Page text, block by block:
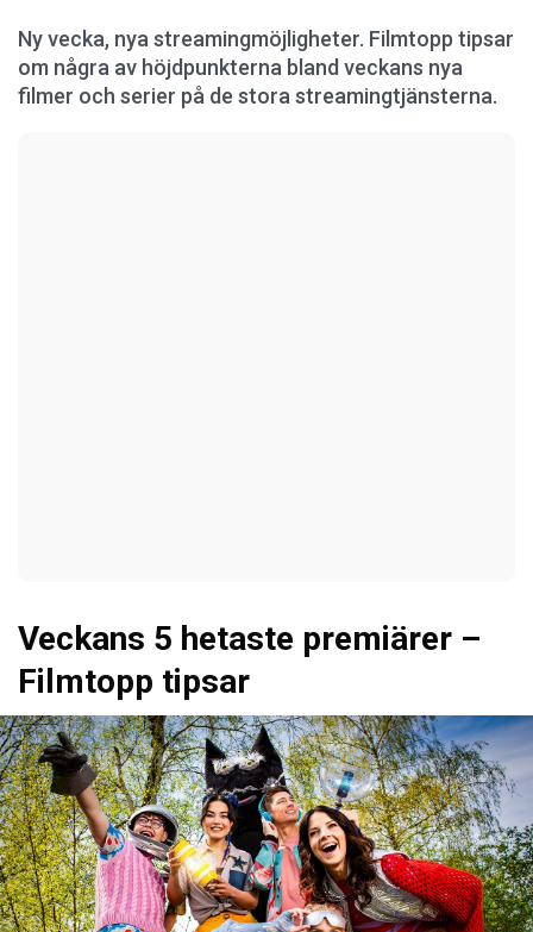
Ny vecka, nya streamingmöjligheter. Filmtopp tipsar
om några av höjdpunkterna bland veckans nya
filmer och serier på de stora streamingtjänsterna.
Veckans 5 hetaste premiärer –
Filmtopp tipsar